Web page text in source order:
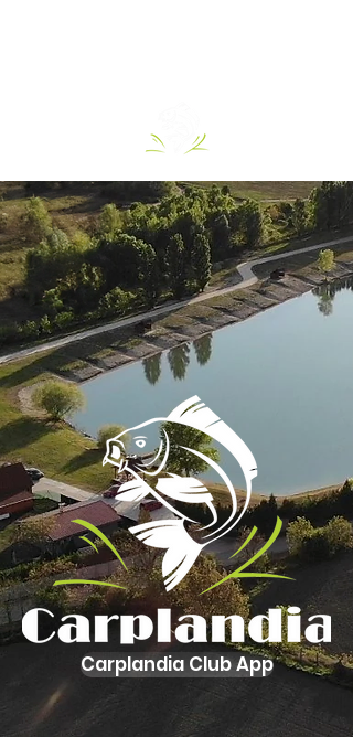
Carplandia Club App